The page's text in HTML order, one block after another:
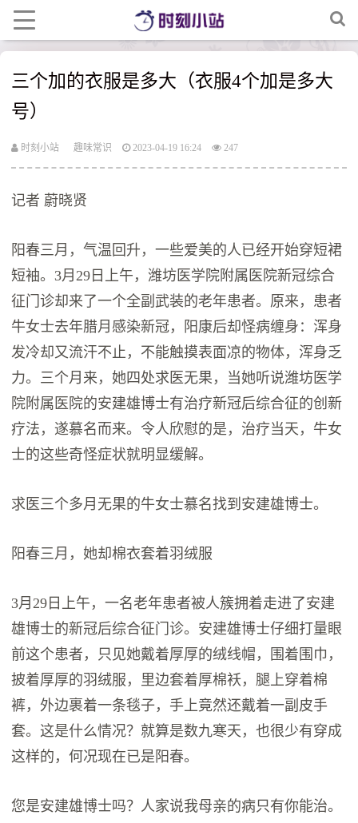
三个加的衣服是多大（衣服4个加是多大
号）
时刻小站 趣味常识 2023-04-19 16:24 247
记者 蔚晓贤
阳春三月，气温回升，一些爱美的人已经开始穿短裙
短袖。3月29日上午，潍坊医学院附属医院新冠综合
征门诊却来了一个全副武装的老年患者。原来，患者
牛女士去年腊月感染新冠，阳康后却怪病缠身：浑身
发冷却又流汗不止，不能触摸表面凉的物体，浑身乏
力。三个月来，她四处求医无果，当她听说潍坊医学
院附属医院的安建雄博士有治疗新冠后综合征的创新
疗法，遂慕名而来。令人欣慰的是，治疗当天，牛女
士的这些奇怪症状就明显缓解。
求医三个多月无果的牛女士慕名找到安建雄博士。
阳春三月，她却棉衣套着羽绒服
3月29日上午，一名老年患者被人簇拥着走进了安建
雄博士的新冠后综合征门诊。安建雄博士仔细打量眼
前这个患者，只见她戴着厚厚的绒线帽，围着围巾，
披着厚厚的羽绒服，里边套着厚棉袄，腿上穿着棉
裤，外边裹着一条毯子，手上竟然还戴着一副皮手
套。这是什么情况？就算是数九寒天，也很少有穿成
这样的，何况现在已是阳春。
您是安建雄博士吗？人家说我母亲的病只有你能治。